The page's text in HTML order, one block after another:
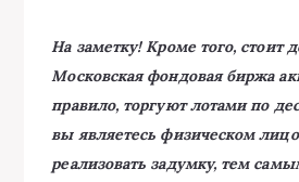
На заметку! Кроме того, стоит
Московская фондовая биржа
правило, торгуют лотами по
вы являетесь физическом
реализовать задумку, тем